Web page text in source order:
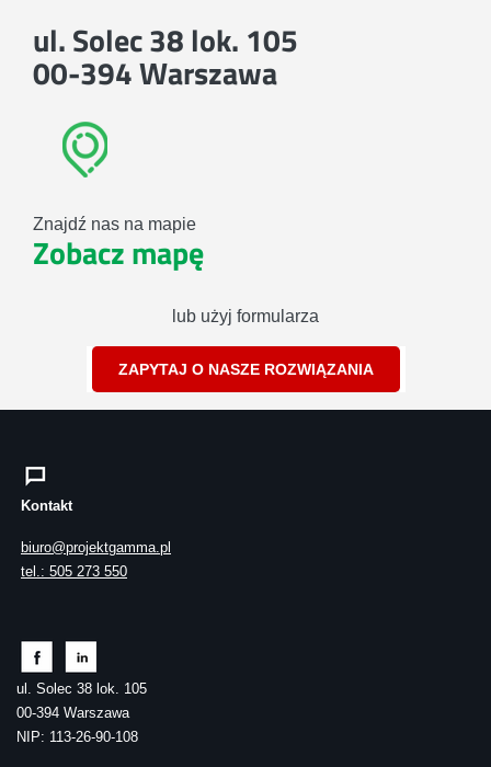
ul. Solec 38 lok. 105
00-394 Warszawa
Znajdź nas na mapie
Zobacz mapę
lub użyj formularza
ZAPYTAJ O NASZE ROZWIĄZANIA
Kontakt
biuro@projektgamma.pl
tel.: 505 273 550
ul. Solec 38 lok. 105
00-394 Warszawa
NIP: 113-26-90-108